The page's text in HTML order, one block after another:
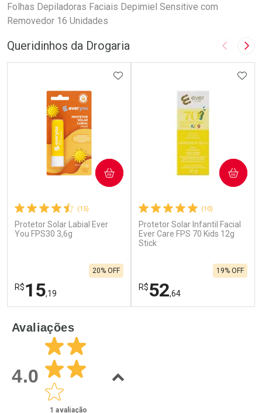
Folhas Depiladoras Faciais Depimiel Sensitive com
Removedor 16 Unidades
Queridinhos da Drogaria Imagem
(15)
Protetor Solar Labial Ever
You FPS30 3,6g
R$15,19
20% OFF
ADICIONAR AOS FAVORITOS
COMPRAR
Laboratório
Por Menos
(10)
Protetor Solar Infantil Facial
Ever Care FPS 70 Kids 12g
Stick
R$52,64
19% OFF
COMPRAR
Avaliações
4.0
1 avaliação